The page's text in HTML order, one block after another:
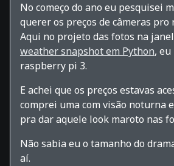
No começo do ano eu pesquisei
querer os preços de câmeras pro
Aqui no projeto das fotos na
weather snapshot em Python, eu
raspberry pi 3.
E achei que os preços estavas
comprei uma com visão noturna
pra dar aquele look maroto nas
Não sabia eu o tamanho do
aí.